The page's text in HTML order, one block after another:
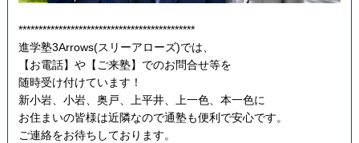
********************************************
進学塾3Arrows(スリーアローズ)では、
【お電話】や【ご来塾】でのお問合せ等を
随時受け付けています！
新小岩、小岩、奥戸、上平井、上一色、本一色に
お住まいの皆様は近隣なので通塾も便利で安心です。
ご連絡をお待ちしております。